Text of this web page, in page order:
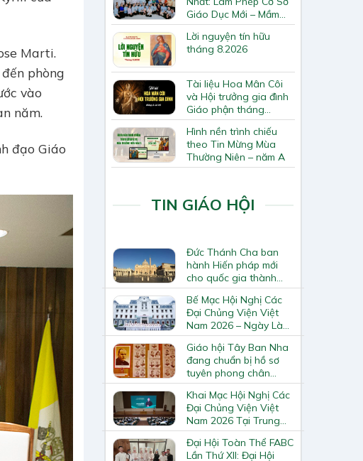
Marti.
phòng
vào
năm.
đạo Giáo
Giáo Dục Mới – Mầm
Non Thiên Ân
Lời nguyện tín hữu
tháng 8.2026
Tài liệu Hoa Mân Côi
và Hội trưởng gia đình
Giáo phận tháng
8.2026
Hình nền trình chiếu
theo Tin Mừng Mùa
Thường Niên – năm A
TIN GIÁO HỘI
Đức Thánh Cha ban
hành Hiến pháp mới
cho quốc gia thành
Vatican
Bế Mạc Hội Nghị Các
Đại Chủng Viện Việt
Nam 2026 – Ngày Làm
Việc Cuối Cùng
Giáo hội Tây Ban Nha
đang chuẩn bị hồ sơ
tuyên phong chân
phước và phong thánh
cho 3.344 vị
Khai Mạc Hội Nghị Các
Đại Chủng Viện Việt
Nam 2026 Tại Trung
Tâm Mục Vụ Giáo
Phận Vinh
Đại Hội Toàn Thể FABC
Lần Thứ XII: Đại Hội